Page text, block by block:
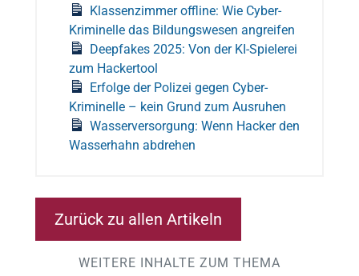
Klassenzimmer offline: Wie Cyber-
Kriminelle das Bildungswesen angreifen
Deepfakes 2025: Von der KI-Spielerei
zum Hackertool
Erfolge der Polizei gegen Cyber-
Kriminelle – kein Grund zum Ausruhen
Wasserversorgung: Wenn Hacker den
Wasserhahn abdrehen
Zurück zu allen Artikeln
WEITERE INHALTE ZUM THEMA